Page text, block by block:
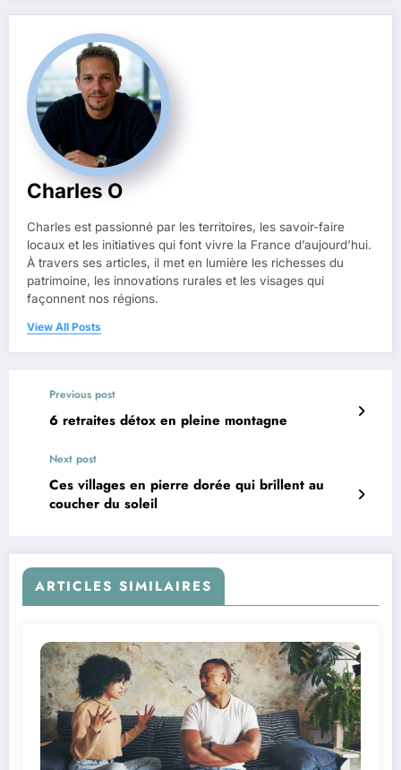
Charles O
Charles est passionné par les territoires, les savoir-faire
locaux et les initiatives qui font vivre la France d’aujourd’hui.
À travers ses articles, il met en lumière les richesses du
patrimoine, les innovations rurales et les visages qui
façonnent nos régions.
View All Posts
Previous post
6 retraites détox en pleine montagne
Next post
Ces villages en pierre dorée qui brillent au
coucher du soleil
ARTICLES SIMILAIRES